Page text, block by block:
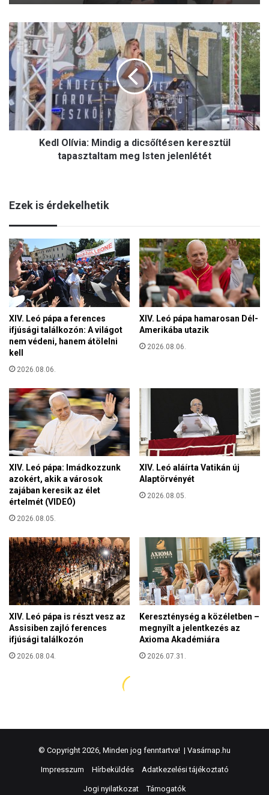
© Copyright 2026, Minden jog fenntartva! | Vasárnap.hu
Impresszum Hírbeküldés Adatkezelési tájékoztató
Jogi nyilatkozat Támogatók